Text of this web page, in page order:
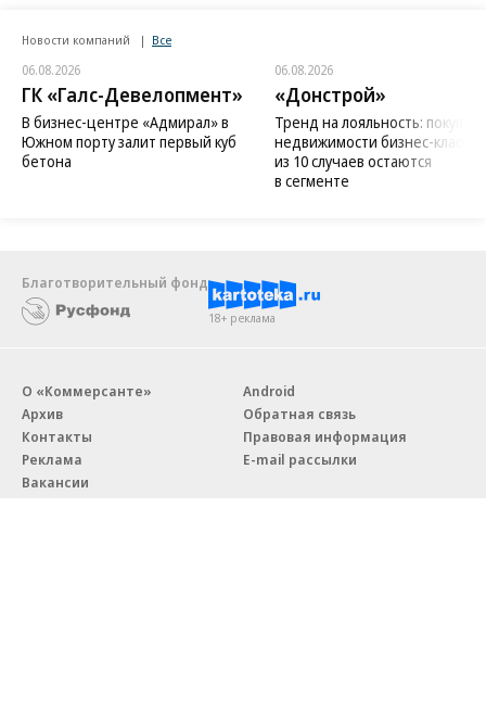
Новости компаний Все
06.08.2026
ГК «Галс-Девелопмент»
В бизнес-центре «Адмирал» в
Южном порту залит первый куб
бетона
06.08.2026
«Донстрой»
Тренд на лояльность:
недвижимости бизнес-класса
из 10 случаев остаются
в сегменте
Благотворительный фонд
18+ реклама
О «Коммерсанте»
Архив
Контакты
Реклама
Вакансии
Android
Обратная связь
Правовая информация
E-mail рассылки